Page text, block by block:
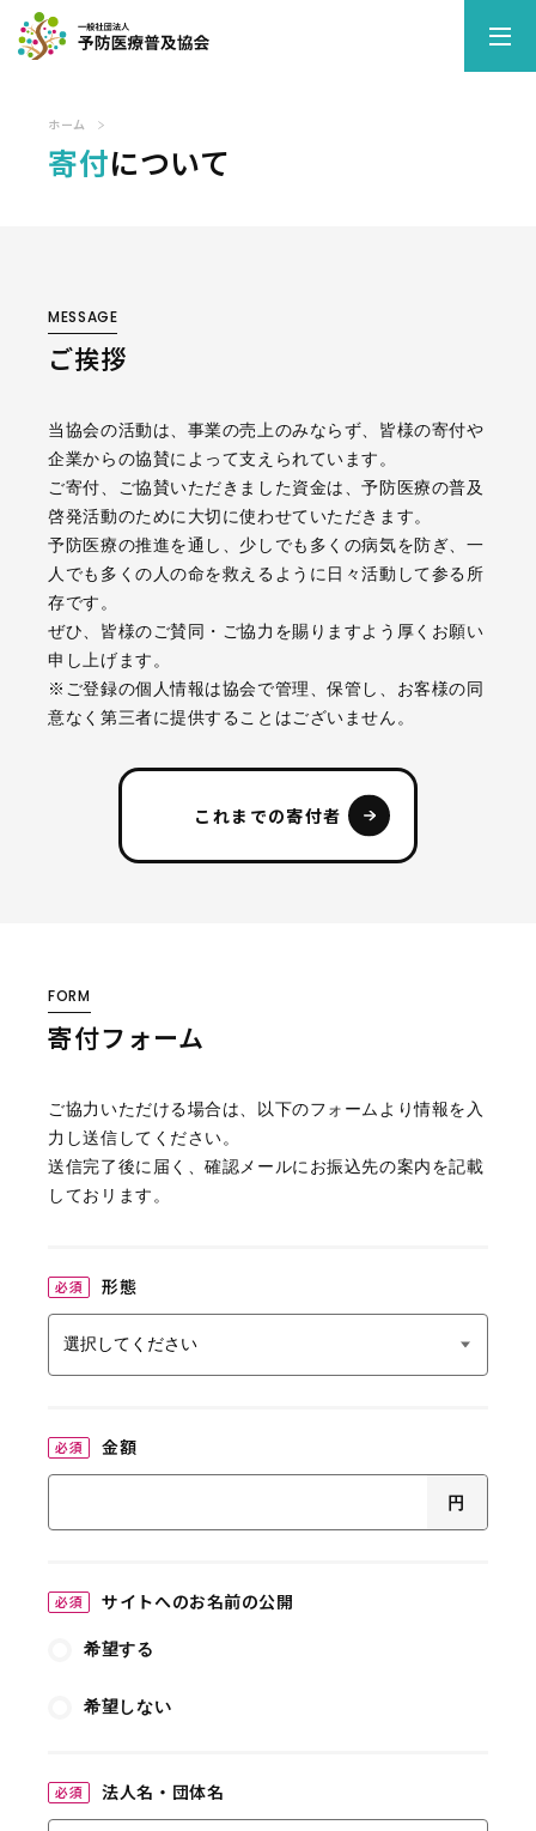
MENU
ホーム
HPV9価ワクチン 医療機関リスト
胃がんの予防医療活動
糖尿病の予防医療活動
歯周病の予防医療活動
協会について
法人会員
FAQ
プライバシーポリシー
お問い合わせ
入会案内
プロジェクト・サービスサイト
ホーム
寄付について
ご挨拶
MESSAGE
当協会の活動は、事業の売上のみならず、皆様の寄付や
企業からの協賛によって支えられています。
ご寄付、ご協賛いただきました資金は、予防医療の普及
啓発活動のために大切に使わせていただきます。
予防医療の推進を通し、少しでも多くの病気を防ぎ、一
人でも多くの人の命を救えるように日々活動して参る所
存です。
ぜひ、皆様のご賛同・ご協力を賜りますよう厚くお願い
申し上げます。
※ご登録の個人情報は協会で管理、保管し、お客様の同
意なく第三者に提供することはございません。
これまでの寄付者
寄付フォーム
FORM
ご協力いただける場合は、以下のフォームより情報を入
力し送信してください。
送信完了後に届く、確認メールにお振込先の案内を記載
しておリます。
必須 形態
必須 金額
円
必須 サイトへのお名前の公開
希望する
希望しない
必須 法人名・団体名